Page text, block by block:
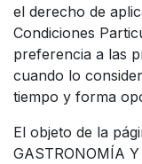
el derecho de
Condiciones
preferencia a las
cuando lo
tiempo y forma
El objeto de la
GASTRONOMÍA